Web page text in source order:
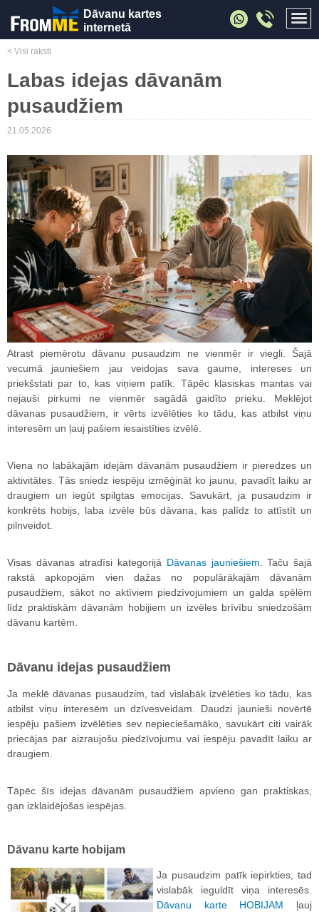
Dāvanu kartes
internetā
< Visi raksti
Labas idejas dāvanām
pusaudžiem
21.05.2026
Atrast piemērotu dāvanu pusaudzim ne vienmēr ir viegli. Šajā
vecumā jauniešiem jau veidojas sava gaume, intereses un
priekšstati par to, kas viņiem patīk. Tāpēc klasiskas mantas vai
nejauši pirkumi ne vienmēr sagādā gaidīto prieku. Meklējot
dāvanas pusaudžiem, ir vērts izvēlēties ko tādu, kas atbilst viņu
interesēm un ļauj pašiem iesaistīties izvēlē.
Viena no labākajām idejām dāvanām pusaudžiem ir pieredzes un
aktivitātes. Tās sniedz iespēju izmēģināt ko jaunu, pavadīt laiku ar
draugiem un iegūt spilgtas emocijas. Savukārt, ja pusaudzim ir
konkrēts hobijs, laba izvēle būs dāvana, kas palīdz to attīstīt un
pilnveidot.
Visas dāvanas atradīsi kategorijā Dāvanas jauniešiem. Taču šajā
rakstā apkopojām vien dažas no populārākajām dāvanām
pusaudžiem, sākot no aktīviem piedzīvojumiem un galda spēlēm
līdz praktiskām dāvanām hobijiem un izvēles brīvību sniedzošām
dāvanu kartēm.
Dāvanu idejas pusaudžiem
Ja meklē dāvanas pusaudzim, tad vislabāk izvēlēties ko tādu, kas
atbilst viņu interesēm un dzīvesveidam. Daudzi jaunieši novērtē
iespēju pašiem izvēlēties sev nepieciešamāko, savukārt citi vairāk
priecājas par aizraujošu piedzīvojumu vai iespēju pavadīt laiku ar
draugiem.
Tāpēc šīs idejas dāvanām pusaudžiem apvieno gan praktiskas,
gan izklaidējošas iespējas.
Dāvanu karte hobijam
Ja pusaudzim patīk iepirkties, tad
vislabāk ieguldīt viņa interesēs.
Dāvanu karte HOBIJAM ļauj